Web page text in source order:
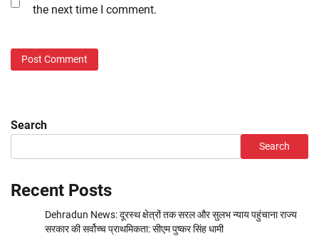
the next time I comment.
Search
Search
Recent Posts
Dehradun News: दूरस्थ क्षेत्रों तक सरल और सुलभ न्याय पहुंचाना राज्य
सरकार की सर्वोच्च प्राथमिकता: सीएम पुष्कर सिंह धामी